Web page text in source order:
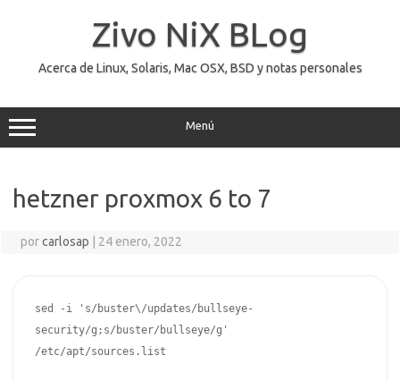
Zivo NiX BLog
Acerca de Linux, Solaris, Mac OSX, BSD y notas personales
Menú
hetzner proxmox 6 to 7
porcarlosap 24 enero, 2022
sed -i 's/buster\/updates/bullseye-
security/g;s/buster/bullseye/g'
/etc/apt/sources.list